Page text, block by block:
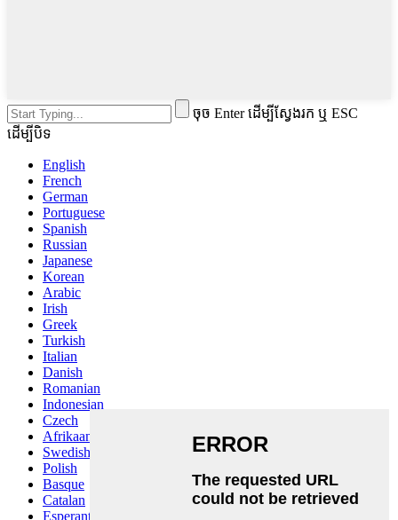
ចុច Enter ដើម្បីស្វែងរក ឬ ESC
ដើម្បីបិទ
English
French
German
Portuguese
Spanish
Russian
Japanese
Korean
Arabic
Irish
Greek
Turkish
Italian
Danish
Romanian
Indonesian
Czech
Afrikaans
Swedish
Polish
Basque
Catalan
Esperanto